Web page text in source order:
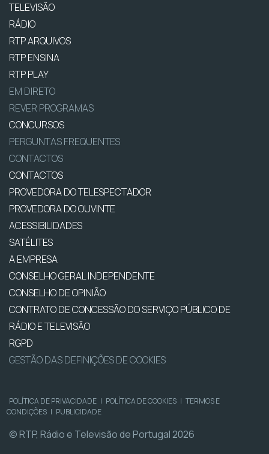
TELEVISÃO
RÁDIO
RTP ARQUIVOS
RTP ENSINA
RTP PLAY
EM DIRETO
REVER PROGRAMAS
CONCURSOS
PERGUNTAS FREQUENTES
CONTACTOS
CONTACTOS
PROVEDORA DO TELESPECTADOR
PROVEDORA DO OUVINTE
ACESSIBILIDADES
SATÉLITES
A EMPRESA
CONSELHO GERAL INDEPENDENTE
CONSELHO DE OPINIÃO
CONTRATO DE CONCESSÃO DO SERVIÇO PÚBLICO DE
RÁDIO E TELEVISÃO
RGPD
GESTÃO DAS DEFINIÇÕES DE COOKIES
POLÍTICA DE PRIVACIDADE | POLÍTICA DE COOKIES | TERMOS E
CONDIÇÕES | PUBLICIDADE
© RTP, Rádio e Televisão de Portugal 2026